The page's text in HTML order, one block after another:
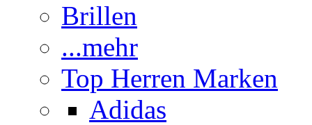
Brillen
...mehr
Top Herren Marken
Adidas